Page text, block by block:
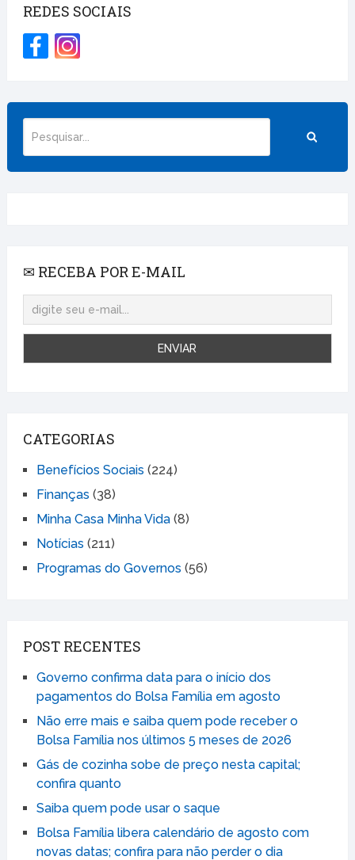
REDES SOCIAIS
✉ RECEBA POR E-MAIL
CATEGORIAS
Benefícios Sociais (224)
Finanças (38)
Minha Casa Minha Vida(8)
Notícias (211)
Programas do Governos (56)
POST RECENTES
Governo confirma data para o início dos
pagamentos do Bolsa Família em agosto
Não erre mais e saiba quem pode receber o
Bolsa Família nos últimos 5 meses de 2026
Gás de cozinha sobe de preço nesta capital;
confira quanto
Saiba quem pode usar o saque
Bolsa Família libera calendário de agosto com
novas datas; confira para não perder o dia